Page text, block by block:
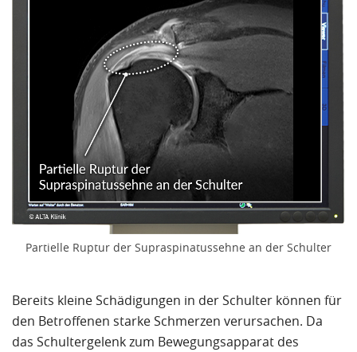
Partielle Ruptur der Supraspinatussehne an der Schulter
Bereits kleine Schädigungen in der Schulter können für
den Betroffenen starke Schmerzen verursachen. Da
das Schultergelenk zum Bewegungsapparat des